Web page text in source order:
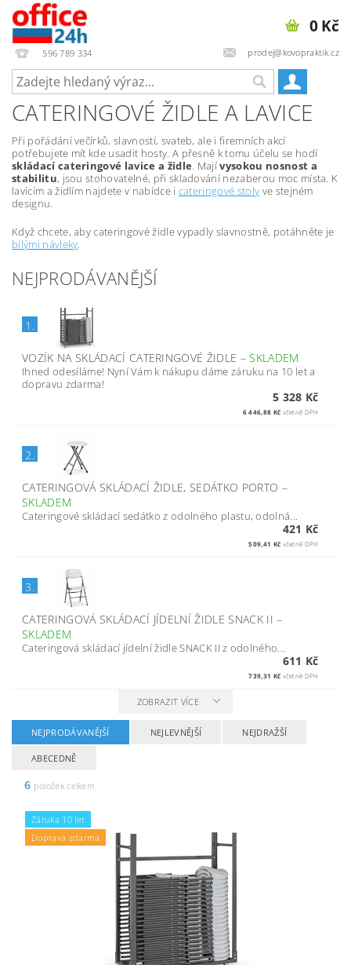
596 789 334 prodej@kovopraktik.cz
0 Kč
CATERINGOVÉ ŽIDLE A LAVICE
Při pořádání večírků, slavností, svateb, ale i firemních akcí
potřebujete mít kde usadit hosty. A přesně k tomu účelu se hodí
skládací cateringové lavice a židle. Majívysokou nosnost a
stabilitu, jsou stohovatelné, při skladování nezaberou moc místa. K
lavicím a židlím najdete v nabídce i cateringové stoly ve stejném
designu.
Když chcete, aby cateringové židle vypadly slavnostně, potáhněte je
bílými návleky.
NEJPRODÁVANĚJŠÍ
1.
VOZÍK NA SKLÁDACÍ CATERINGOVÉ ŽIDLE –SKLADEM
Ihned odesíláme! Nyní Vám k nákupu dáme záruku na 10 let a
dopravu zdarma!
5 328 Kč
6 446,88 Kč včetně DPH
2.
CATERINGOVÁ SKLÁDACÍ ŽIDLE, SEDÁTKO PORTO –
SKLADEM
Cateringové skládací sedátko z odolného plastu, odolná...
421 Kč
509,41 Kč včetně DPH
3.
CATERINGOVÁ SKLÁDACÍ JÍDELNÍ ŽIDLE SNACK II–
SKLADEM
Cateringová skládací jídelní židle SNACK II z odolného...
611 Kč
739,31 Kč včetně DPH
ZOBRAZIT VÍCE
NEJPRODÁVANĚJŠÍ NEJLEVNĚJŠÍ NEJDRAŽŠÍ
ABECEDNĚ
6 položek celkem
Záruka 10 let
Doprava zdarma